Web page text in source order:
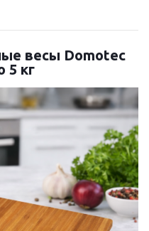
весы Domotec
5 кг